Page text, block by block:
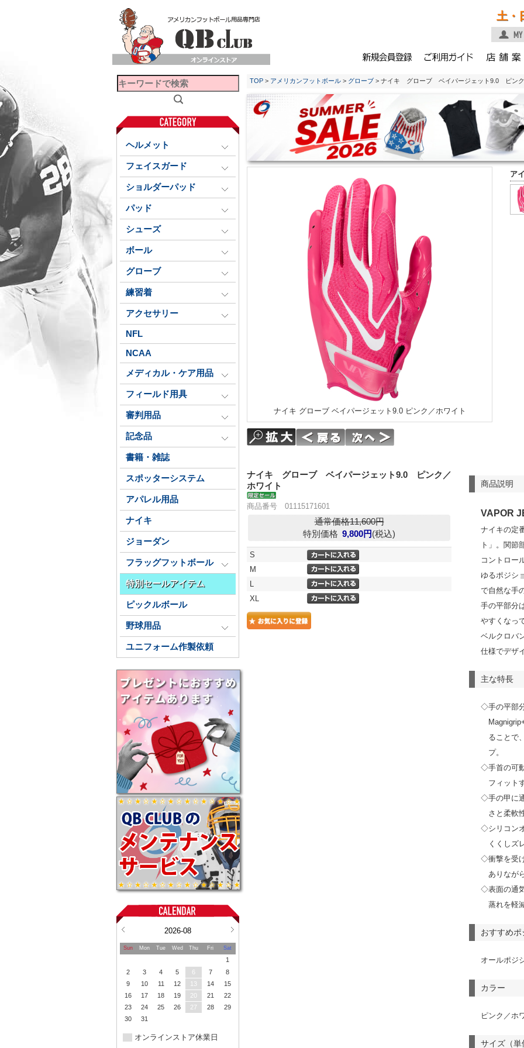
土・
ヘルメット
フェイスガード
ショルダーパッド
パッド
シューズ
ボール
グローブ
練習着
アクセサリー
NFL
NCAA
メディカル・ケア用品
フィールド用具
審判用品
記念品
書籍・雑誌
スポッターシステム
アパレル用品
ナイキ
ジョーダン
フラッグフットボール
特別セールアイテム
ピックルボール
野球用品
ユニフォーム作製依頼
2026-08
Sun Mon Tue Wed Thu Fri Sat
1
2
3 4 5 6 7
8
9
10 11 12 13 14
15
16
17 18 19 20 21
22
23
24 25 26 27 28
29
30
31
オンラインストア休業日
TOP > アメリカンフットボール > グローブ > ナイキ グローブ ベイパージェット9.0 ピンク
ア
ナイキ グローブ ベイパージェット9.0 ピンク／ホワイト
商品説明
VAPOR
ナイキの定
ト」。関節
コントロー
ゆるポジシ
で自然な手
手の平部分
やすくなっ
ベルクロバ
仕様でデザ
主な特長
◇手の平部
ることで
プ。
◇手首の可
フィット
◇手の甲に
さと柔軟
◇シリコン
くくしズ
◇衝撃を受
ありなが
◇表面の通
蒸れを軽
おすすめ
オールポジ
カラー
ピンク／ホ
サイズ（単
ナイキ グローブ ベイパージェット9.0 ピンク／
ホワイト
商品番号 01115171601
通常価格11,600円
特別価格 9,800円(税込)
S
M
L
XL